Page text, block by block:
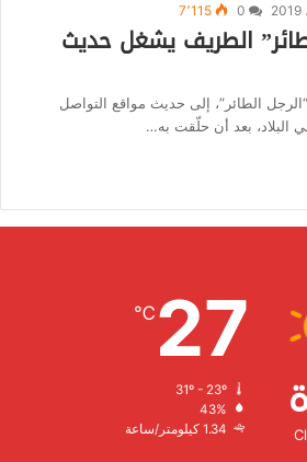
7٬115
الطريف يشغل حديث
الطائر”، إلى حديث مواقع التواصل
البلاد، بعد أن حلّقت به…
27
℃
الرطوبة:
الرياح: